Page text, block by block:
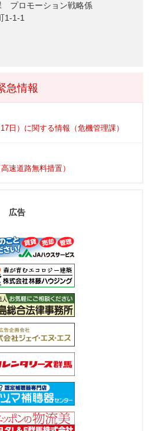
プロモーション戦略係
1-1-1
急情報
日）に関する情報（危機管理課）
速道路無料措置）
広告